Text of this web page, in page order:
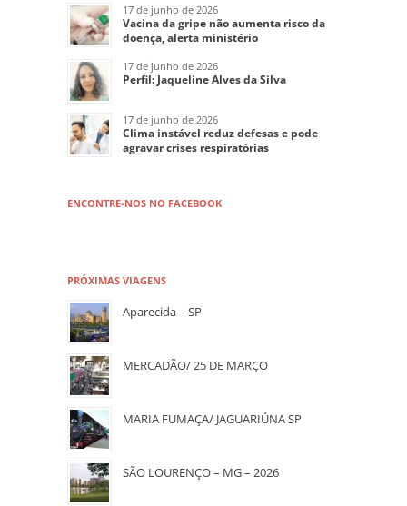
17 de junho de 2026
Vacina da gripe não aumenta risco da
doença, alerta ministério
17 de junho de 2026
Perfil: Jaqueline Alves da Silva
17 de junho de 2026
Clima instável reduz defesas e pode
agravar crises respiratórias
ENCONTRE-NOS NO FACEBOOK
PRÓXIMAS VIAGENS
Aparecida – SP
MERCADÃO/ 25 DE MARÇO
MARIA FUMAÇA/ JAGUARIÚNA SP
SÃO LOURENÇO – MG – 2026